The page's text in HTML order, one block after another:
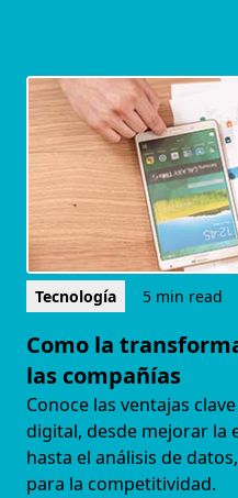
Tecnología 5 min read
Como la
las compañías
Conoce las ventajas
digital, desde mejorar la
hasta el análisis de
para la competitividad.